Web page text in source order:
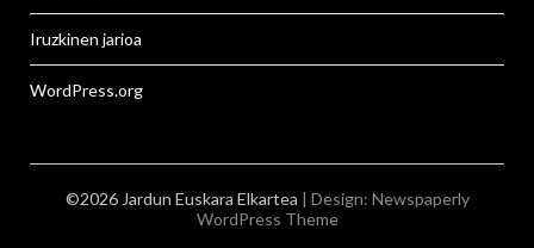
Iruzkinen jarioa
WordPress.org
©2026 Jardun Euskara Elkartea | Design: Newspaperly
WordPress Theme